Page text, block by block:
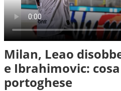
Milan, Leao
e Ibrahimovic:
portoghese